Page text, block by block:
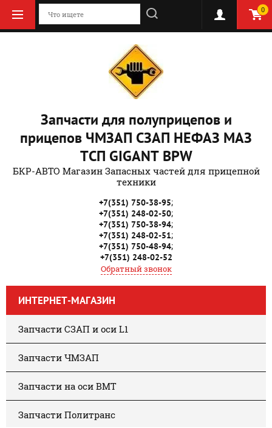
0
Запчасти для полуприцепов и
прицепов ЧМЗАП СЗАП НЕФАЗ МАЗ
ТСП GIGANT BPW
БКР-АВТО Магазин Запасных частей для прицепной
техники
+7(351) 750-38-95;
+7(351) 248-02-50;
+7(351) 750-38-94;
+7(351) 248-02-51;
+7(351) 750-48-94;
+7(351) 248-02-52
Обратный звонок
ИНТЕРНЕТ-МАГАЗИН
Запчасти СЗАП и оси L1
Запчасти ЧМЗАП
Запчасти на оси BMT
Запчасти Политранс